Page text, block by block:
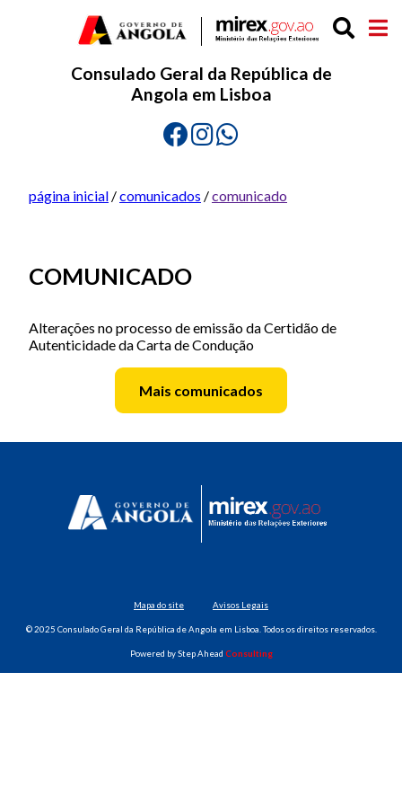
Consulado Geral da República de
Angola em Lisboa
página inicial /comunicados /comunicado
COMUNICADO
Alterações no processo de emissão da Certidão de
Autenticidade da Carta de Condução
Mais comunicados
Mapa do site Avisos Legais
©️ 2025 Consulado Geral da República de Angola em Lisboa. Todos os direitos reservados.
Powered byStep Ahead Consulting